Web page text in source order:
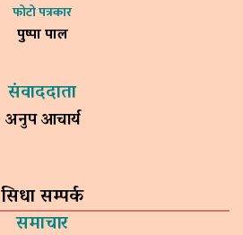
फोटो पत्रकार
पुष्पा पाल
संवाददाता
अनुप आचार्य
सिधा सम्पर्क
समाचार